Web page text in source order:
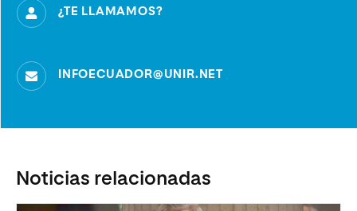
¿TE LLAMAMOS?
INFOECUADOR@UNIR.NET
Noticias relacionadas